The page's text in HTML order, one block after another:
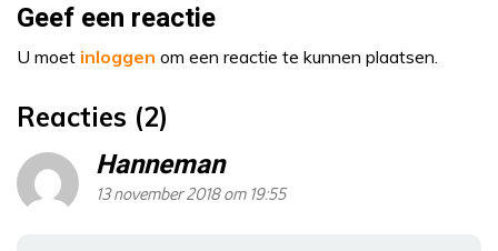
Geef een reactie
U moet inloggen om een reactie te kunnen plaatsen.
Reacties (2)
Hanneman
13 november 2018 om 19:55